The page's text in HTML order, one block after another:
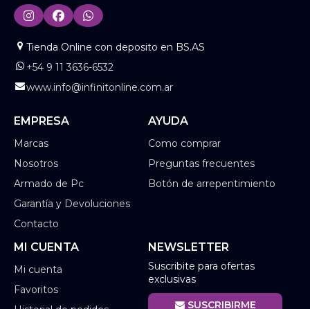
Tienda Online con deposito en BS.AS
+54 9 11 3636-6532
www.info@infinitonline.com.ar
EMPRESA
Marcas
Nosotros
Armado de Pc
Garantía y Devoluciones
Contacto
AYUDA
Como comprar
Preguntas frecuentes
Botón de arrepentimiento
MI CUENTA
Mi cuenta
Favoritos
NEWSLETTER
Suscribite para ofertas
exclusivas
SUSCRIBIRME